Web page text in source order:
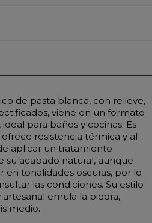
de pasta blanca, con relieve,
viene en un formato
para baños y cocinas. Es
resistencia térmica y al
aplicar un tratamiento
su acabado natural, aunque
tonalidades oscuras, por lo
las condiciones. Su estilo
emula la piedra,
medio.